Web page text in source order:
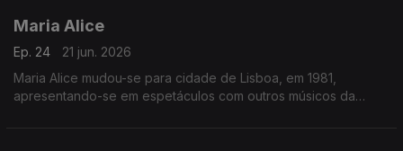
Maria Alice
Ep. 24
21 jun. 2026
Maria Alice mudou-se para cidade de Lisboa, em 1981,
apresentando-se em espetáculos com outros músicos da